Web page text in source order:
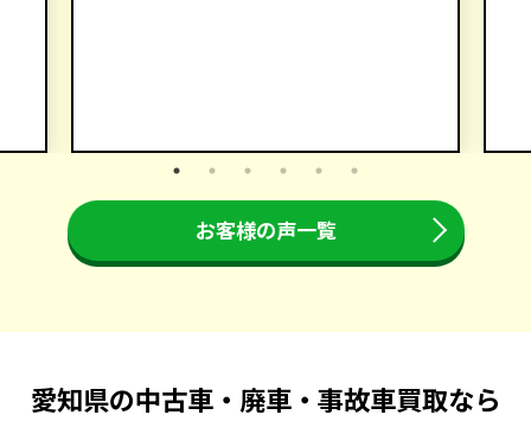
お客様の声一覧
愛知県の中古車・廃車・事故車買取なら